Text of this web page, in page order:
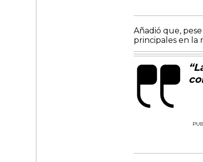
Añadió que,
principales en la